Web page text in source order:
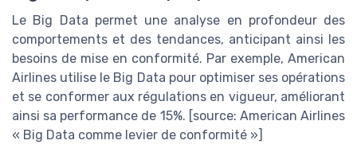
Le Big Data permet une analyse en profondeur des
comportements et des tendances, anticipant ainsi les
besoins de mise en conformité. Par exemple, American
Airlines utilise le Big Data pour optimiser ses opérations
et se conformer aux régulations en vigueur, améliorant
ainsi sa performance de 15%. [source: American Airlines
« Big Data comme levier de conformité »]